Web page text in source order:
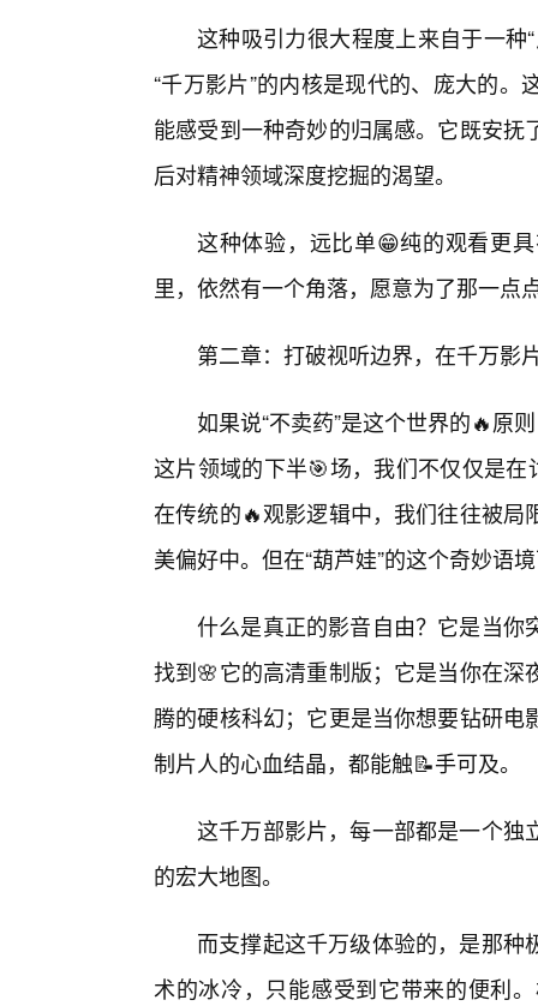
这种吸引力很大程度上来自于一种
“千万影片”的内核是现代的、庞大的
能感受到一种奇妙的归属感。它既安
后对精神领域深度挖掘的渴望。
这种体验，远比单😁纯的观看更
里，依然有一个角落，愿意为了那一点
第二章：打破视听边界，在千万影
如果说“不卖药”是这个世界的🔥原
这片领域的下半🎯场，我们不仅仅是
在传统的🔥观影逻辑中，我们往往被
美偏好中。但在“葫芦娃”的这个奇妙语
什么是真正的影音自由？它是当你
找到🌸它的高清重制版；它是当你在
腾的硬核科幻；它更是当你想要钻研
制片人的心血结晶，都能触📝手可及。
这千万部影片，每一部都是一个独
的宏大地图。
而支撑起这千万级体验的，是那
术的冰冷，只能感受到它带来的便利